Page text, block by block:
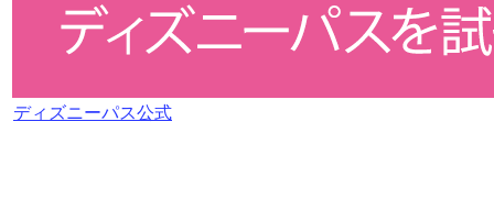
ディズニーパス公式